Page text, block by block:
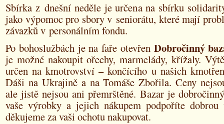
Sbírka z dnešní neděle je určena na sbírku
jako výpomoc pro sbory v seniorátu, které mají
závazků v personálním fondu.
Po bohoslužbách je na faře otevřen Dobročinný
je možné nakoupit ořechy, marmelády, křížaly.
určen na kmotrovství – končícího u našich
Dáši na Ukrajině a na Tomáše Zbořila. Ceny
ale jistě nejsou ani přemrštěné. Bazar je
vaše výrobky a jejich nákupem podpoříte
děkujeme za vaši ochotu nakupovat.